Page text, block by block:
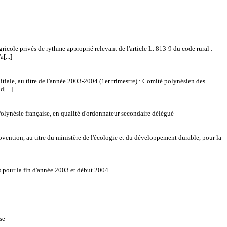
privés de rythme approprié relevant de l'article L. 813-9 du code rural :
au titre de l'année 2003-2004 (1er trimestre) : Comité polynésien des
française, en qualité d'ordonnateur secondaire délégué
au titre du ministère de l'écologie et du développement durable, pour la
la fin d'année 2003 et début 2004